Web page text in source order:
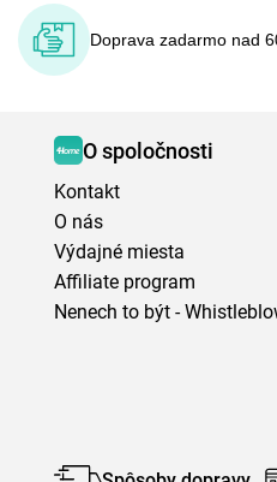
Doprava zadarmo nad
O spoločnosti
Kontakt
O nás
Výdajné miesta
Affiliate program
Nenech to být -